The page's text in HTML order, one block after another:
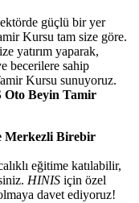
güçlü bir yer
Kursu tam size göre.
yatırım yaparak,
becerilere sahip
Kursu sunuyoruz.
Oto Beyin Tamir
Merkezli Birebir
eğitime katılabilir,
HINIS için özel
davet ediyoruz!